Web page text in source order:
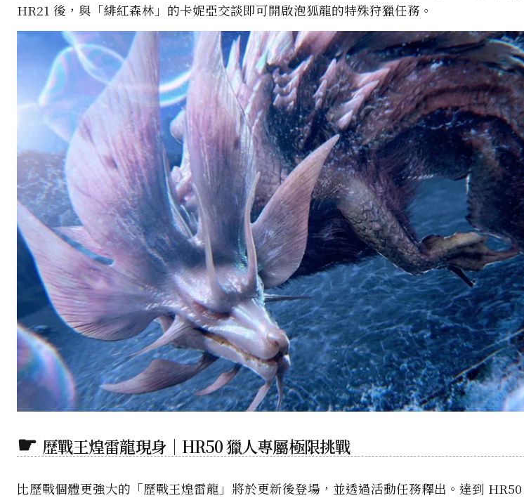
HR21 後，與「緋紅森林」的卡妮亞交談即可開啟泡狐龍的特殊狩獵任務。
歷戰王煌雷龍現身｜HR50 獵人專屬極限挑戰
比歷戰個體更強大的「歷戰王煌雷龍」將於更新後登場，並透過活動任務釋出。達到